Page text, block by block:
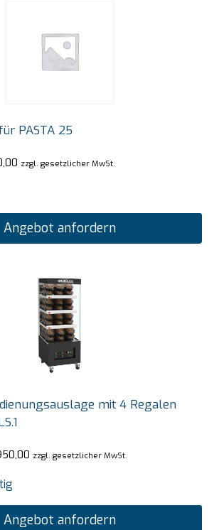
PASTA 25
zzgl. gesetzlicher MwSt.
Angebot anfordern
mit 4 Regalen
zzgl. gesetzlicher MwSt.
Angebot anfordern